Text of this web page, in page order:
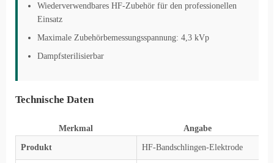
Wiederverwendbares HF-Zubehör für den professionellen
Einsatz
Maximale Zubehörbemessungsspannung: 4,3 kVp
Dampfsterilisierbar
Technische Daten
Merkmal Angabe
Produkt HF-Bandschlingen-Elektrode